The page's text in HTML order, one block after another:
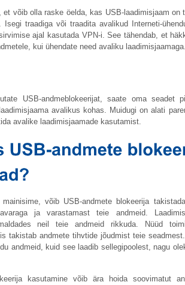
et võib olla raske öelda, kas USB-laadimisjaam on
Isegi traadiga või traadita avalikud Interneti-
ajal kasutada VPN-i. See tähendab, et
kui ühendate need avaliku laadimisjaamaga.
USB-andmeblokeerijat, saate oma
avalikus kohas. Muidugi on alati
avalike laadimisjaamade kasutamist.
võib USB-andmete blokeerija
ja varastamast teie andmeid.
neil teie andmeid rikkuda. Nüüd
takistab andmete tihvtide jõudmist teie
andmeid, kuid see laadib sellegipoolest, nagu
kasutamine võib ära hoida soovimatut